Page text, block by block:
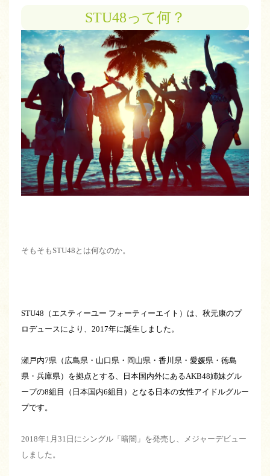
STU48って何？
そもそもSTU48とは何なのか。
STU48（エスティーユー フォーティーエイト）は、秋元康のプ
ロデュースにより、2017年に誕生しました。
瀬戸内7県（広島県・山口県・岡山県・香川県・愛媛県・徳島
県・兵庫県）を拠点とする、日本国内外にあるAKB48姉妹グル
ープの8組目（日本国内6組目）となる日本の女性アイドルグルー
プです。
2018年1月31日にシングル「暗闇」を発売し、メジャーデビュー
しました。